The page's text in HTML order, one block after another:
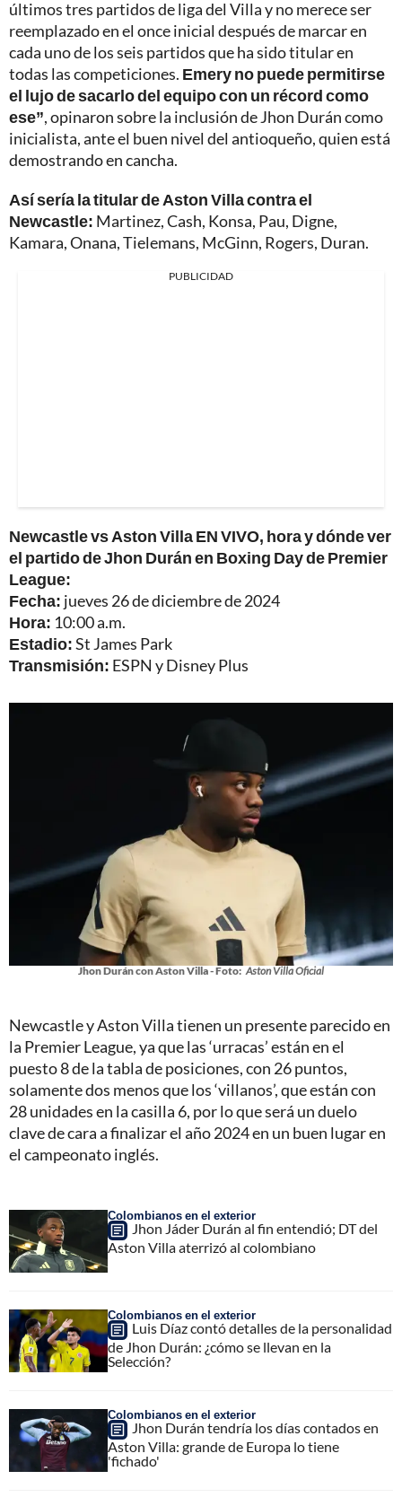
últimos tres partidos de liga del Villa y no merece ser
reemplazado en el once inicial después de marcar en
cada uno de los seis partidos que ha sido titular en
todas las competiciones. Emery no puede permitirse
el lujo de sacarlo del equipo con un récord como
ese”, opinaron sobre la inclusión de Jhon Durán como
inicialista, ante el buen nivel del antioqueño, quien está
demostrando en cancha.
Así sería la titular de Aston Villa contra el
Newcastle: Martinez, Cash, Konsa, Pau, Digne,
Kamara, Onana, Tielemans, McGinn, Rogers, Duran.
PUBLICIDAD
Newcastle vs Aston Villa EN VIVO, hora y dónde ver
el partido de Jhon Durán en Boxing Day de Premier
League:
Fecha: jueves 26 de diciembre de 2024
Hora: 10:00 a.m.
Estadio:St James Park
Transmisión: ESPN y Disney Plus
Jhon Durán con Aston Villa - Foto: Aston Villa Oficial
Newcastle y Aston Villa tienen un presente parecido en
la Premier League, ya que las ‘urracas’ están en el
puesto 8 de la tabla de posiciones, con 26 puntos,
solamente dos menos que los ‘villanos’, que están con
28 unidades en la casilla 6, por lo que será un duelo
clave de cara a finalizar el año 2024 en un buen lugar en
el campeonato inglés.
Colombianos en el exterior
Jhon Jáder Durán al fin entendió; DT del
Aston Villa aterrizó al colombiano
Colombianos en el exterior
Luis Díaz contó detalles de la personalidad
de Jhon Durán: ¿cómo se llevan en la
Selección?
Colombianos en el exterior
Jhon Durán tendría los días contados en
Aston Villa: grande de Europa lo tiene
'fichado'